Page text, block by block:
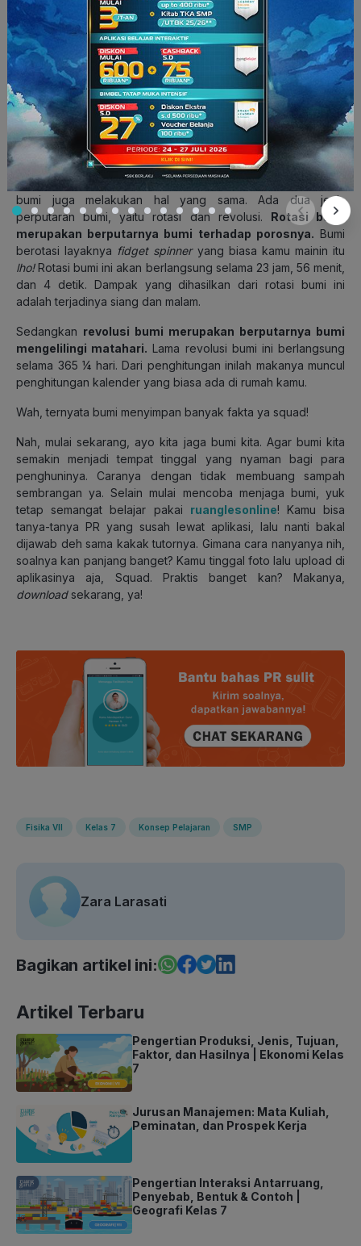
rotasi bumi (sumber: giphy.com)
Layaknya planet-planet lain yang selalu mengelilingi matahari,
bumi juga melakukan hal yang sama. Ada dua jenis
perputaran bumi, yaitu rotasi dan revolusi. Rotasi bumi
merupakan berputarnya bumi terhadap porosnya. Bumi
berotasi layaknya fidget spinneryang biasa kamu mainin itu
lho! Rotasi bumi ini akan berlangsung selama 23 jam, 56 menit,
dan 4 detik. Dampak yang dihasilkan dari rotasi bumi ini
adalah terjadinya siang dan malam.
Sedangkan revolusi bumi merupakan berputarnya bumi
mengelilingi matahari. Lama revolusi bumi ini berlangsung
selama 365 ¼ hari. Dari penghitungan inilah makanya muncul
penghitungan kalender yang biasa ada di rumah kamu.
Wah, ternyata bumi menyimpan banyak fakta ya squad!
Nah, mulai sekarang, ayo kita jaga bumi kita. Agar bumi kita
semakin menjadi tempat tinggal yang nyaman bagi para
penghuninya. Caranya dengan tidak membuang sampah
sembrangan ya. Selain mulai mencoba menjaga bumi, yuk
tetap semangat belajar pakai ruanglesonline! Kamu bisa
tanya-tanya PR yang susah lewat aplikasi, lalu nanti bakal
dijawab deh sama kakak tutornya. Gimana cara nanyanya nih,
soalnya kan panjang banget? Kamu tinggal foto lalu upload di
aplikasinya aja, Squad. Praktis banget kan? Makanya,
downloadsekarang, ya!
Fisika VII Kelas 7 Konsep Pelajaran SMP
Zara Larasati
Bagikan artikel ini:
Artikel Terbaru
Pengertian Produksi, Jenis, Tujuan,
Faktor, dan Hasilnya | Ekonomi Kelas
7
Jurusan Manajemen: Mata Kuliah,
Peminatan, dan Prospek Kerja
Pengertian Interaksi Antarruang,
Penyebab, Bentuk & Contoh |
Geografi Kelas 7